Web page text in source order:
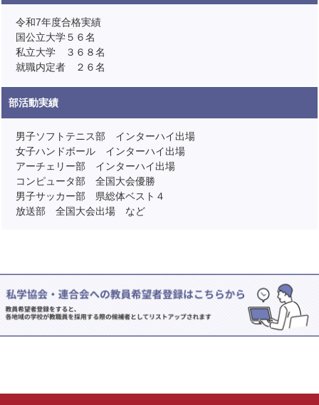
令和7年度合格実績
国公立大学５６名
私立大学 ３６８名
就職内定者 ２６名
部活動実績
男子ソフトテニス部 インターハイ出場
女子ハンドボール インターハイ出場
アーチェリー部 インターハイ出場
コンピュータ部 全国大会優勝
男子サッカー部 県総体ベスト４
放送部 全国大会出場 など